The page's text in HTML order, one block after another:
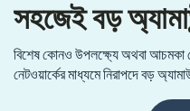
সহজেই বড়
বিশেষ কোনও উপলক্ষ্যে অথবা
নেটওয়ার্কের মাধ্যমে নিরাপদে বড়